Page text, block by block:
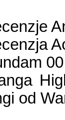
od